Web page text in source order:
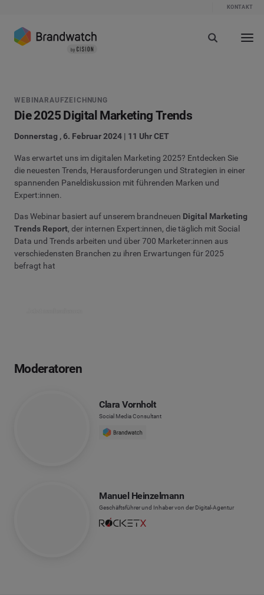
KONTAKT
WEBINARAUFZEICHNUNG
Die 2025 Digital Marketing Trends
Donnerstag , 6. Februar 2024 | 11 Uhr CET
Was erwartet uns im digitalen Marketing 2025? Entdecken Sie
die neuesten Trends, Herausforderungen und Strategien in einer
spannenden Paneldiskussion mit führenden Marken und
Expert:innen.
Das Webinar basiert auf unserem brandneuen Digital Marketing
Trends Report, der internen Expert:innen, die täglich mit Social
Data und Trends arbeiten und über 700 Marketer:innen aus
verschiedensten Branchen zu ihren Erwartungen für 2025
befragt hat
Moderatoren
Clara Vornholt
Social Media Consultant
Manuel Heinzelmann
Geschäftsführer und Inhaber von der Digital-Agentur